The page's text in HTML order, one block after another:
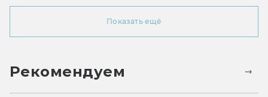
Показать ещё
Рекомендуем